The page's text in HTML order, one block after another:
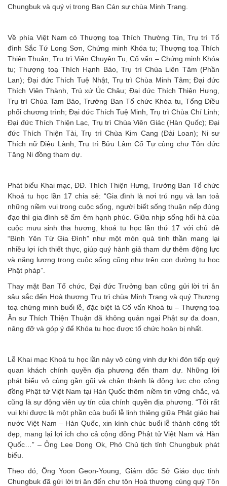
Chungbuk và quý vị trong Ban Cán sự chùa Minh Trang.
Về phía Việt Nam có Thượng toạ Thích Thường Tín, Trụ trì Tổ
đình Sắc Tứ Long Sơn, Chứng minh Khóa tu; Thượng toạ Thích
Thiện Thuận, Trụ trì Viện Chuyên Tu, Cố vấn – Chứng minh Khóa
tu; Thượng toạ Thích Hạnh Bảo, Trụ trì Chùa Liên Tâm (Phần
Lan); Đại đức Thích Tuệ Nhật, Trụ trì Chùa Minh Tâm; Đại đức
Thích Viên Thành, Trú xứ Úc Châu; Đại đức Thích Thiện Hưng,
Trụ trì Chùa Tam Bảo, Trưởng Ban Tổ chức Khóa tu, Tổng Điều
phối chương trình; Đại đức Thích Tuệ Minh, Trụ trì Chùa Chí Linh;
Đại đức Thích Thiện Lạc, Trụ trì Chùa Viên Giác (Hàn Quốc); Đại
đức Thích Thiện Tài, Trụ trì Chùa Kim Cang (Đài Loan); Ni sư
Thích nữ Diệu Lành, Trụ trì Bửu Lâm Cổ Tự cùng chư Tôn đức
Tăng Ni đồng tham dự.
Phát biểu Khai mạc, ĐĐ. Thích Thiện Hưng, Trưởng Ban Tổ chức
Khoá tu học lần 17 chia sẻ: “Gia đình là nơi trú ngụ và lan toả
những niềm vui trong cuộc sống, người biết sống thuận nếp đúng
đạo thì gia đình sẽ ấm êm hạnh phúc. Giữa nhịp sống hối hả của
cuộc mưu sinh tha hương, khoá tu học lần thứ 17 với chủ đề
“Bình Yên Từ Gia Đình” như một món quà tinh thần mang lại
nhiều lợi ích thiết thực, giúp quý hành giả tham dự thêm động lực
và năng lượng trong cuộc sống cũng như trên con đường tu học
Phật pháp”.
Thay mặt Ban Tổ chức, Đại đức Trưởng ban cũng gửi lời tri ân
sâu sắc đến Hoà thượng Trụ trì chùa Minh Trang và quý Thượng
toạ chứng minh buổi lễ, đặc biệt là Cố vấn Khoá tu – Thượng toạ
Ân sư Thích Thiện Thuận đã không quản ngại Phật sự đa đoan,
nâng đỡ và góp ý để Khóa tu học được tổ chức hoàn bị nhất.
Lễ Khai mạc Khoá tu học lần này vô cùng vinh dự khi đón tiếp quý
quan khách chính quyền địa phương đến tham dự. Những lời
phát biểu vô cùng gần gũi và chân thành là động lực cho cộng
đồng Phật tử Việt Nam tại Hàn Quốc thêm niềm tin vững chắc, và
cũng là sự động viên uy tín của chính quyền địa phương. “Tôi rất
vui khi được là một phần của buổi lễ linh thiêng giữa Phật giáo hai
nước Việt Nam – Hàn Quốc, xin kính chúc buổi lễ thành công tốt
đẹp, mang lại lợi ích cho cả cộng đồng Phật tử Việt Nam và Hàn
Quốc…” –Ông Lee Dong Ok, Phó Chủ tịch tỉnh Chungbuk phát
biểu.
Theo đó, Ông Yoon Geon-Young, Giám đốc Sở Giáo dục tỉnh
Chungbuk đã gửi lời tri ân đến chư tôn Hoà thượng cùng quý Tôn